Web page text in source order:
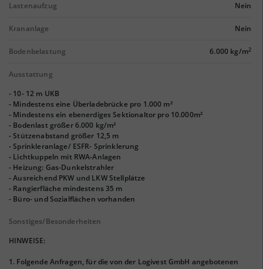
Lastenaufzug Nein
Krananlage Nein
Bodenbelastung 6.000 kg/m2
Ausstattung
- 10- 12 m UKB
- Mindestens eine Überladebrücke pro 1.000 m²
- Mindestens ein ebenerdiges Sektionaltor pro 10.000m²
- Bodenlast größer 6.000 kg/m²
- Stützenabstand größer 12,5 m
- Sprinkleranlage/ ESFR- Sprinklerung
- Lichtkuppeln mit RWA-Anlagen
- Heizung: Gas-Dunkelstrahler
- Ausreichend PKW und LKW Stellplätze
- Rangierfläche mindestens 35 m
- Büro- und Sozialflächen vorhanden
Sonstiges/Besonderheiten
HINWEISE:
1. Folgende Anfragen, für die von der Logivest GmbH angebotenen